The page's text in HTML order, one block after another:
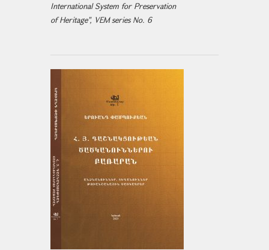
International System for Preservation
of Heritage", VEM series No. 6